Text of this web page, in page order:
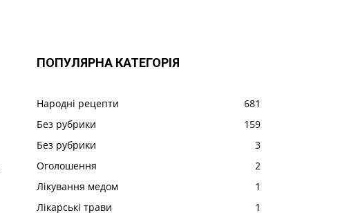
ПОПУЛЯРНА КАТЕГОРІЯ
Народні рецепти
681
Без рубрики
159
Без рубрики
3
Оголошення
2
Лікування медом
1
Лікарські трави
1